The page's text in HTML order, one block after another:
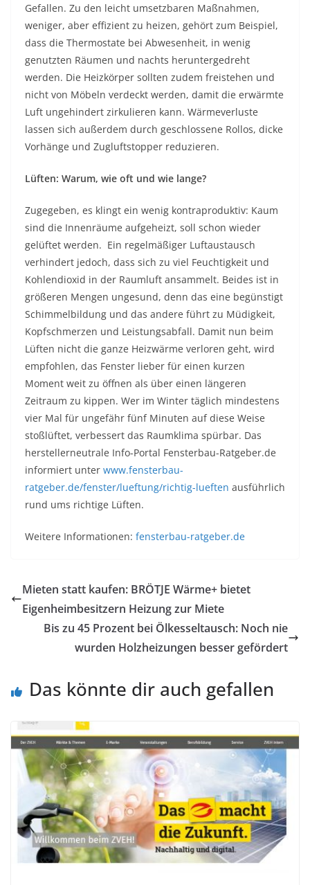
Gefallen. Zu den leicht umsetzbaren Maßnahmen,
weniger, aber effizient zu heizen, gehört zum Beispiel,
dass die Thermostate bei Abwesenheit, in wenig
genutzten Räumen und nachts heruntergedreht
werden. Die Heizkörper sollten zudem freistehen und
nicht von Möbeln verdeckt werden, damit die erwärmte
Luft ungehindert zirkulieren kann. Wärmeverluste
lassen sich außerdem durch geschlossene Rollos, dicke
Vorhänge und Zugluftstopper reduzieren.
Lüften: Warum, wie oft und wie lange?
Zugegeben, es klingt ein wenig kontraproduktiv: Kaum
sind die Innenräume aufgeheizt, soll schon wieder
gelüftet werden. Ein regelmäßiger Luftaustausch
verhindert jedoch, dass sich zu viel Feuchtigkeit und
Kohlendioxid in der Raumluft ansammelt. Beides ist in
größeren Mengen ungesund, denn das eine begünstigt
Schimmelbildung und das andere führt zu Müdigkeit,
Kopfschmerzen und Leistungsabfall. Damit nun beim
Lüften nicht die ganze Heizwärme verloren geht, wird
empfohlen, das Fenster lieber für einen kurzen
Moment weit zu öffnen als über einen längeren
Zeitraum zu kippen. Wer im Winter täglich mindestens
vier Mal für ungefähr fünf Minuten auf diese Weise
stoßlüftet, verbessert das Raumklima spürbar. Das
herstellerneutrale Info-Portal Fensterbau-Ratgeber.de
informiert unter www.fensterbau-
ratgeber.de/fenster/lueftung/richtig-lueften ausführlich
rund ums richtige Lüften.
Weitere Informationen: fensterbau-ratgeber.de
Mieten statt kaufen: BRÖTJE Wärme+ bietet
Eigenheimbesitzern Heizung zur Miete
Bis zu 45 Prozent bei Ölkesseltausch: Noch nie
wurden Holzheizungen besser gefördert
Das könnte dir auch gefallen